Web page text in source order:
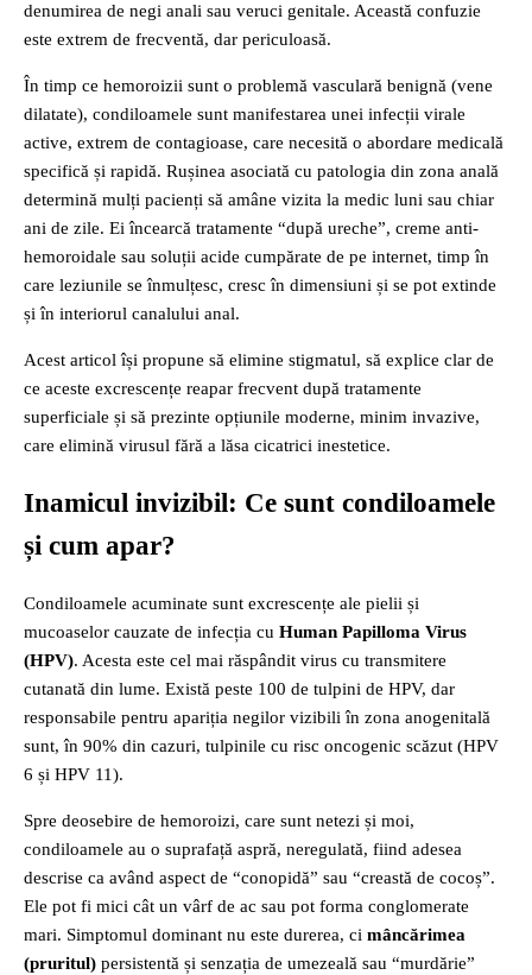
denumirea de negi anali sau veruci genitale. Această confuzie
este extrem de frecventă, dar periculoasă.
În timp ce hemoroizii sunt o problemă vasculară benignă (vene
dilatate), condiloamele sunt manifestarea unei infecții virale
active, extrem de contagioase, care necesită o abordare medicală
specifică și rapidă. Rușinea asociată cu patologia din zona anală
determină mulți pacienți să amâne vizita la medic luni sau chiar
ani de zile. Ei încearcă tratamente “după ureche”, creme anti-
hemoroidale sau soluții acide cumpărate de pe internet, timp în
care leziunile se înmulțesc, cresc în dimensiuni și se pot extinde
și în interiorul canalului anal.
Acest articol își propune să elimine stigmatul, să explice clar de
ce aceste excrescențe reapar frecvent după tratamente
superficiale și să prezinte opțiunile moderne, minim invazive,
care elimină virusul fără a lăsa cicatrici inestetice.
Inamicul invizibil: Ce sunt condiloamele
și cum apar?
Condiloamele acuminate sunt excrescențe ale pielii și
mucoaselor cauzate de infecția cu Human Papilloma Virus
(HPV). Acesta este cel mai răspândit virus cu transmitere
cutanată din lume. Există peste 100 de tulpini de HPV, dar
responsabile pentru apariția negilor vizibili în zona anogenitală
sunt, în 90% din cazuri, tulpinile cu risc oncogenic scăzut (HPV
6 și HPV 11).
Spre deosebire de hemoroizi, care sunt netezi și moi,
condiloamele au o suprafață aspră, neregulată, fiind adesea
descrise ca având aspect de “conopidă” sau “creastă de cocoș”.
Ele pot fi mici cât un vârf de ac sau pot forma conglomerate
mari. Simptomul dominant nu este durerea, ci mâncărimea
(pruritul) persistentă și senzația de umezeală sau “murdărie”